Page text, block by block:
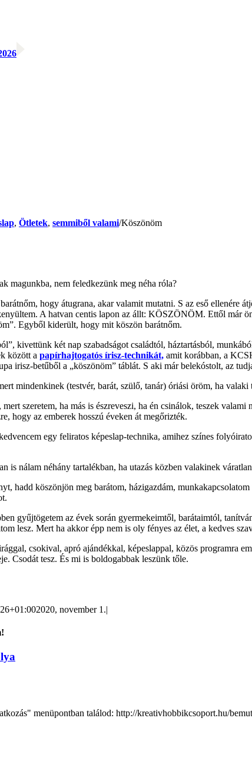
, Ötletek, semmiből valami/Köszönöm
magunkba, nem feledkezünk meg néha róla?
hogy átugrana, akar valamit mutatni. S az eső
A hatvan centis lapon az állt: KÖSZÖNÖM. Ettől már
Egyből kiderült, hogy mit köszön barátnőm.
kivettünk két nap szabadságot családtól, háztartásból,
között a papírhajtogatós írisz-technikát, amit korábban, a
irisz-betűből a „köszönöm” táblát. S aki már belekóstolt, az
mindenkinek (testvér, barát, szülő, tanár) óriási öröm, ha
szeretem, ha más is észreveszi, ha én csinálok, teszek
hogy az emberek hosszú éveken át megőrizték.
egy feliratos képeslap-technika, amihez színes
is nálam néhány tartalékban, ha utazás közben valakinek
hadd köszönjön meg barátom, házigazdám,
gyűjtögetem az évek során gyermekeimtől, barátaimtól,
lesz. Mert ha akkor épp nem is oly fényes az élet, a kedves
csokival, apró ajándékkal, képeslappal, közös programra
Csodát tesz. És mi is boldogabbak leszünk tőle.
2020, november 1.|
menüpontban találod: http://kreativhobbikcsoport.hu/